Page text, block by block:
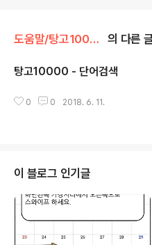
도움말/탕고10000 의 다른
탕고10000 - 단어검색
0 0 2018. 6. 11.
이 블로그 인기글